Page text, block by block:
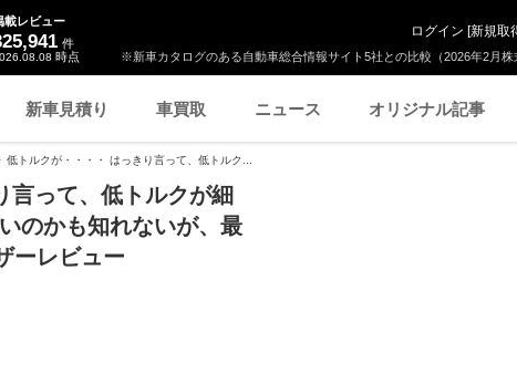
※新車カタログのある自動車総合情報サイト5社との比較（2026年2月株
載レビュー
件
時点
ログイン [新規取
新車見積り 車買取 ニュース オリジナル記事
低トルクが・・・・ はっきり言って、低トルク...
言って、低トルクが細
のかも知れないが、最
ーレビュー